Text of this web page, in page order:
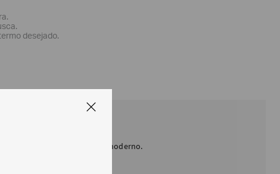
desejado.
um design sofisticado e moderno.